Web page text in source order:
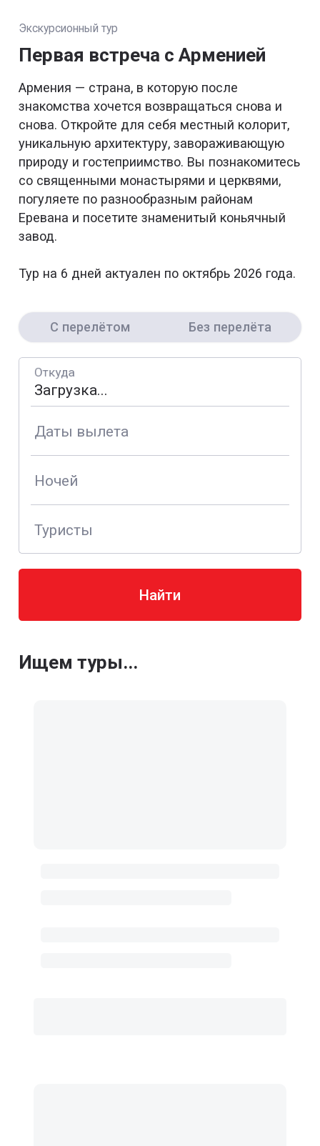
Экскурсионный тур
Первая встреча с Арменией
Армения — страна, в которую после
знакомства хочется возвращаться снова и
снова. Откройте для себя местный колорит,
уникальную архитектуру, завораживающую
природу и гостеприимство. Вы познакомитесь
со священными монастырями и церквями,
погуляете по разнообразным районам
Еревана и посетите знаменитый коньячный
завод.
Тур на 6 дней актуален по октябрь 2026 года.
С перелётом Без перелёта
Откуда
Даты вылета
Ночей
Туристы
Найти
Ищем туры...